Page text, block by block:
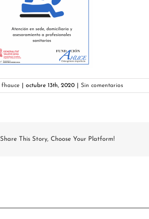
fhauce octubre 13th, 2020 Sin comentarios
Share This Story, Choose Your Platform!